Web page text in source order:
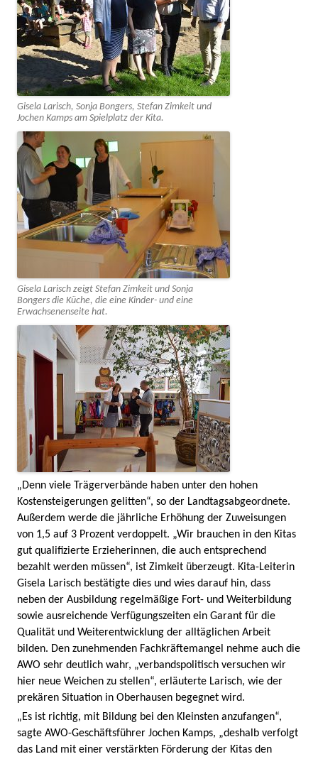
Gisela Larisch, Sonja Bongers, Stefan Zimkeit und
Jochen Kamps am Spielplatz der Kita.
Gisela Larisch zeigt Stefan Zimkeit und Sonja
Bongers die Küche, die eine Kinder- und eine
Erwachsenenseite hat.
„Denn viele Trägerverbände haben unter den hohen
Kostensteigerungen gelitten“, so der Landtagsabgeordnete.
Außerdem werde die jährliche Erhöhung der Zuweisungen
von 1,5 auf 3 Prozent verdoppelt. „Wir brauchen in den Kitas
gut qualifizierte Erzieherinnen, die auch entsprechend
bezahlt werden müssen“, ist Zimkeit überzeugt. Kita-Leiterin
Gisela Larisch bestätigte dies und wies darauf hin, dass
neben der Ausbildung regelmäßige Fort- und Weiterbildung
sowie ausreichende Verfügungszeiten ein Garant für die
Qualität und Weiterentwicklung der alltäglichen Arbeit
bilden. Den zunehmenden Fachkräftemangel nehme auch die
AWO sehr deutlich wahr, „verbandspolitisch versuchen wir
hier neue Weichen zu stellen“, erläuterte Larisch, wie der
prekären Situation in Oberhausen begegnet wird.
„Es ist richtig, mit Bildung bei den Kleinsten anzufangen“,
sagte AWO-Geschäftsführer Jochen Kamps, „deshalb verfolgt
das Land mit einer verstärkten Förderung der Kitas den